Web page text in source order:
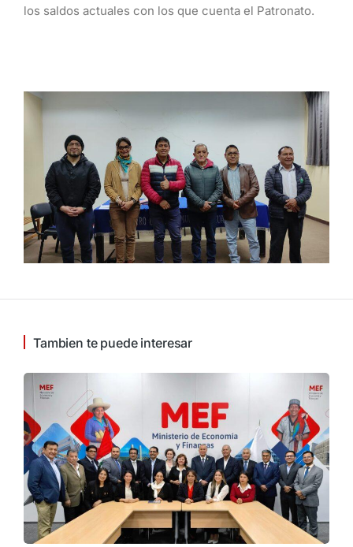
los saldos actuales con los que cuenta el Patronato.
Tambien te puede interesar